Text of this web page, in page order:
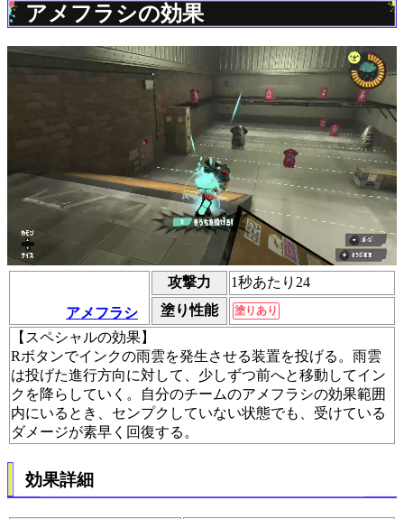
アメフラシの効果
アメフラシ
攻撃力
1秒あたり24
塗り性能
塗りあり
【スペシャルの効果】
Rボタンでインクの雨雲を発生させる装置を投げる。雨雲
は投げた進行方向に対して、少しずつ前へと移動してイン
クを降らしていく。自分のチームのアメフラシの効果範囲
内にいるとき、センプクしていない状態でも、受けている
ダメージが素早く回復する。
効果詳細